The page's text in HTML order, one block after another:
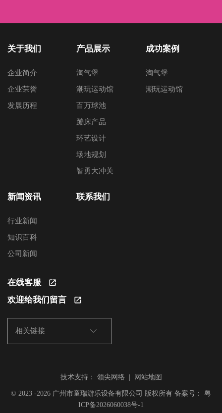
关于我们
企业简介
企业荣誉
发展历程
产品展示
淘气堡
潮玩运动馆
百万球池
蹦床产品
环艺设计
场地规划
智勇大冲关
成功案例
淘气堡
潮玩运动馆
新闻资讯
行业新闻
知识百科
公司新闻
联系我们
在线客服
欢迎给我们留言
相关链接
技术支持： 领尖网络 网站地图
© 2023 -2026 广州市童瑞游乐设备有限公司 版权所有 备案号： 粤
ICP备2026060038号-1